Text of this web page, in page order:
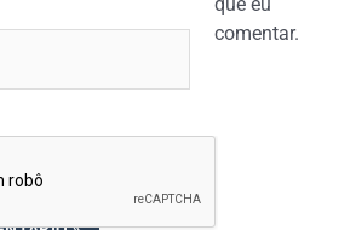
comentar.